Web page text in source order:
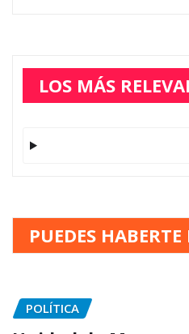
LOS MÁS
PUEDES
POLÍTICA